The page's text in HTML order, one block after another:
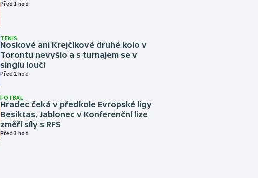
Před 1 hod
TENIS
Noskové ani Krejčíkové druhé kolo v
Torontu nevyšlo a s turnajem se v
singlu loučí
Před 2 hod
FOTBAL
Hradec čeká v předkole Evropské ligy
Besiktas, Jablonec v Konferenční lize
změří síly s RFS
Před 3 hod